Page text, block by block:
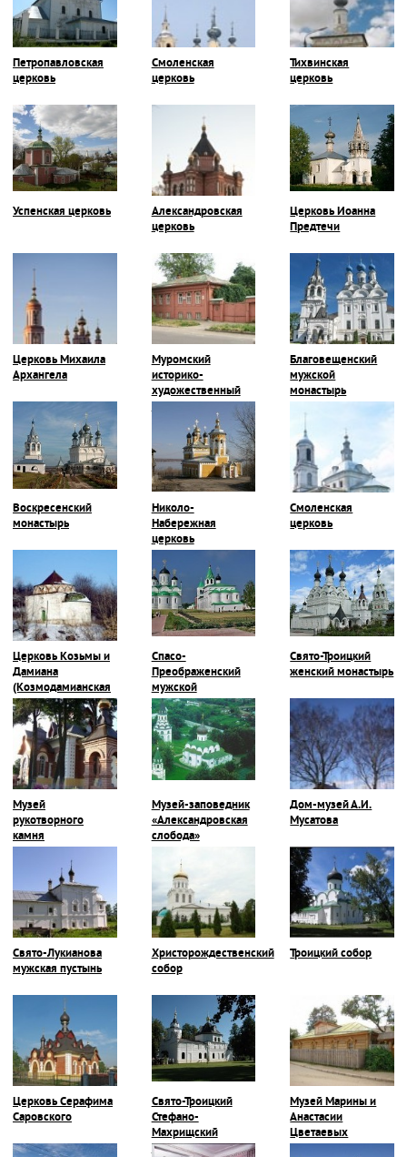
Петропавловская
церковь
Смоленская
церковь
Тихвинская
церковь
Успенская церковь
Александровская
церковь
Церковь Иоанна
Предтечи
Церковь Михаила
Архангела
Муромский
историко-
художественный
Благовещенский
мужской
монастырь
Воскресенский
монастырь
Николо-
Набережная
церковь
Смоленская
церковь
Церковь Козьмы и
Дамиана
(Козмодамианская
церковь)
Спасо-
Преображенский
мужской
монастырь
Свято-Троицкий
женский монастырь
Музей
рукотворного
камня
Музей-заповедник
«Александровская
слобода»
Дом-музей А.И.
Мусатова
Свято-Лукианова
мужская пустынь
Христорождественский
собор
Троицкий собор
Церковь Серафима
Саровского
Свято-Троицкий
Стефано-
Махрищский
монастырь
Музей Марины и
Анастасии
Цветаевых